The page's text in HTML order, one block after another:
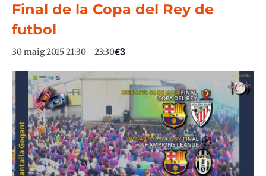
Final de la Copa del Rey de
futbol
30 maig 2015 21:30 - 23:30€3